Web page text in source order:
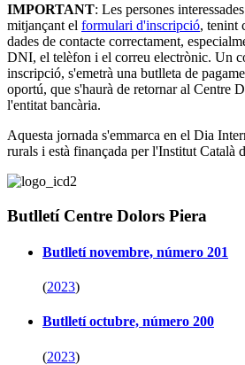
IMPORTANT: Les persones
mitjançant el formulari d'inscripció, tenint
dades de contacte correctament,
DNI, el telèfon i el correu electrònic. Un
inscripció, s'emetrà una butlleta de
oportú, que s'haurà de retornar al Centre
l'entitat bancària.
Aquesta jornada s'emmarca en el Dia
rurals i està finançada per l'Institut Català
Butlletí Centre Dolors Piera
Butlletí novembre, número 201
(2023)
Butlletí octubre, número 200
(2023)